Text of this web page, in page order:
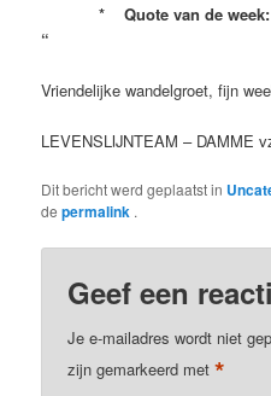
* Quote van de week: ”
“
Vriendelijke wandelgroet, fijn
LEVENSLIJNTEAM – DAMME
Dit bericht werd geplaatst in
depermalink .
Geef een
Je e-mailadres wordt niet
zijn gemarkeerd met*